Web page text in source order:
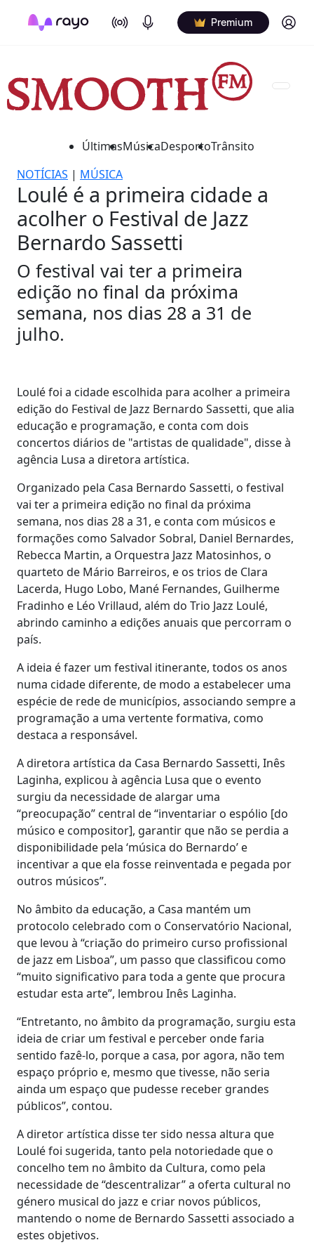
On Air Podcasts Premium Log in
ÚltimasMúsicaDesportoTrânsito
NOTÍCIAS | MÚSICA
Loulé é a primeira cidade a
acolher o Festival de Jazz
Bernardo Sassetti
O festival vai ter a primeira
edição no final da próxima
semana, nos dias 28 a 31 de
julho.
Loulé foi a cidade escolhida para acolher a primeira
edição do Festival de Jazz Bernardo Sassetti, que alia
educação e programação, e conta com dois
concertos diários de "artistas de qualidade", disse à
agência Lusa a diretora artística.
Organizado pela Casa Bernardo Sassetti, o festival
vai ter a primeira edição no final da próxima
semana, nos dias 28 a 31, e conta com músicos e
formações como Salvador Sobral, Daniel Bernardes,
Rebecca Martin, a Orquestra Jazz Matosinhos, o
quarteto de Mário Barreiros, e os trios de Clara
Lacerda, Hugo Lobo, Mané Fernandes, Guilherme
Fradinho e Léo Vrillaud, além do Trio Jazz Loulé,
abrindo caminho a edições anuais que percorram o
país.
A ideia é fazer um festival itinerante, todos os anos
numa cidade diferente, de modo a estabelecer uma
espécie de rede de municípios, associando sempre a
programação a uma vertente formativa, como
destaca a responsável.
A diretora artística da Casa Bernardo Sassetti, Inês
Laginha, explicou à agência Lusa que o evento
surgiu da necessidade de alargar uma
“preocupação” central de “inventariar o espólio [do
músico e compositor], garantir que não se perdia a
disponibilidade pela ‘música do Bernardo’ e
incentivar a que ela fosse reinventada e pegada por
outros músicos”.
No âmbito da educação, a Casa mantém um
protocolo celebrado com o Conservatório Nacional,
que levou à “criação do primeiro curso profissional
de jazz em Lisboa”, um passo que classificou como
“muito significativo para toda a gente que procura
estudar esta arte”, lembrou Inês Laginha.
“Entretanto, no âmbito da programação, surgiu esta
ideia de criar um festival e perceber onde faria
sentido fazê-lo, porque a casa, por agora, não tem
espaço próprio e, mesmo que tivesse, não seria
ainda um espaço que pudesse receber grandes
públicos”, contou.
A diretor artística disse ter sido nessa altura que
Loulé foi sugerida, tanto pela notoriedade que o
concelho tem no âmbito da Cultura, como pela
necessidade de “descentralizar” a oferta cultural no
género musical do jazz e criar novos públicos,
mantendo o nome de Bernardo Sassetti associado a
estes objetivos.